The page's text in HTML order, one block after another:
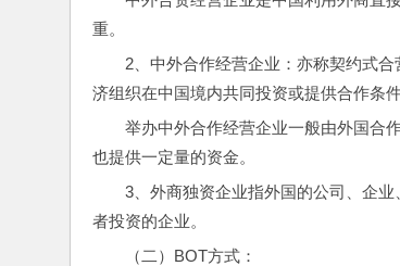
重。
2、中外合作经营企业：亦称契约式
济组织在中国境内共同投资或提供合作条
举办中外合作经营企业一般由外国合
也提供一定量的资金。
3、外商独资企业指外国的公司、企
者投资的企业。
（二）BOT方式：